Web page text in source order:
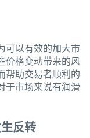
可以有效的加大市
价格变动带来的风
帮助交易者顺利的
于市场来说有润滑
反转